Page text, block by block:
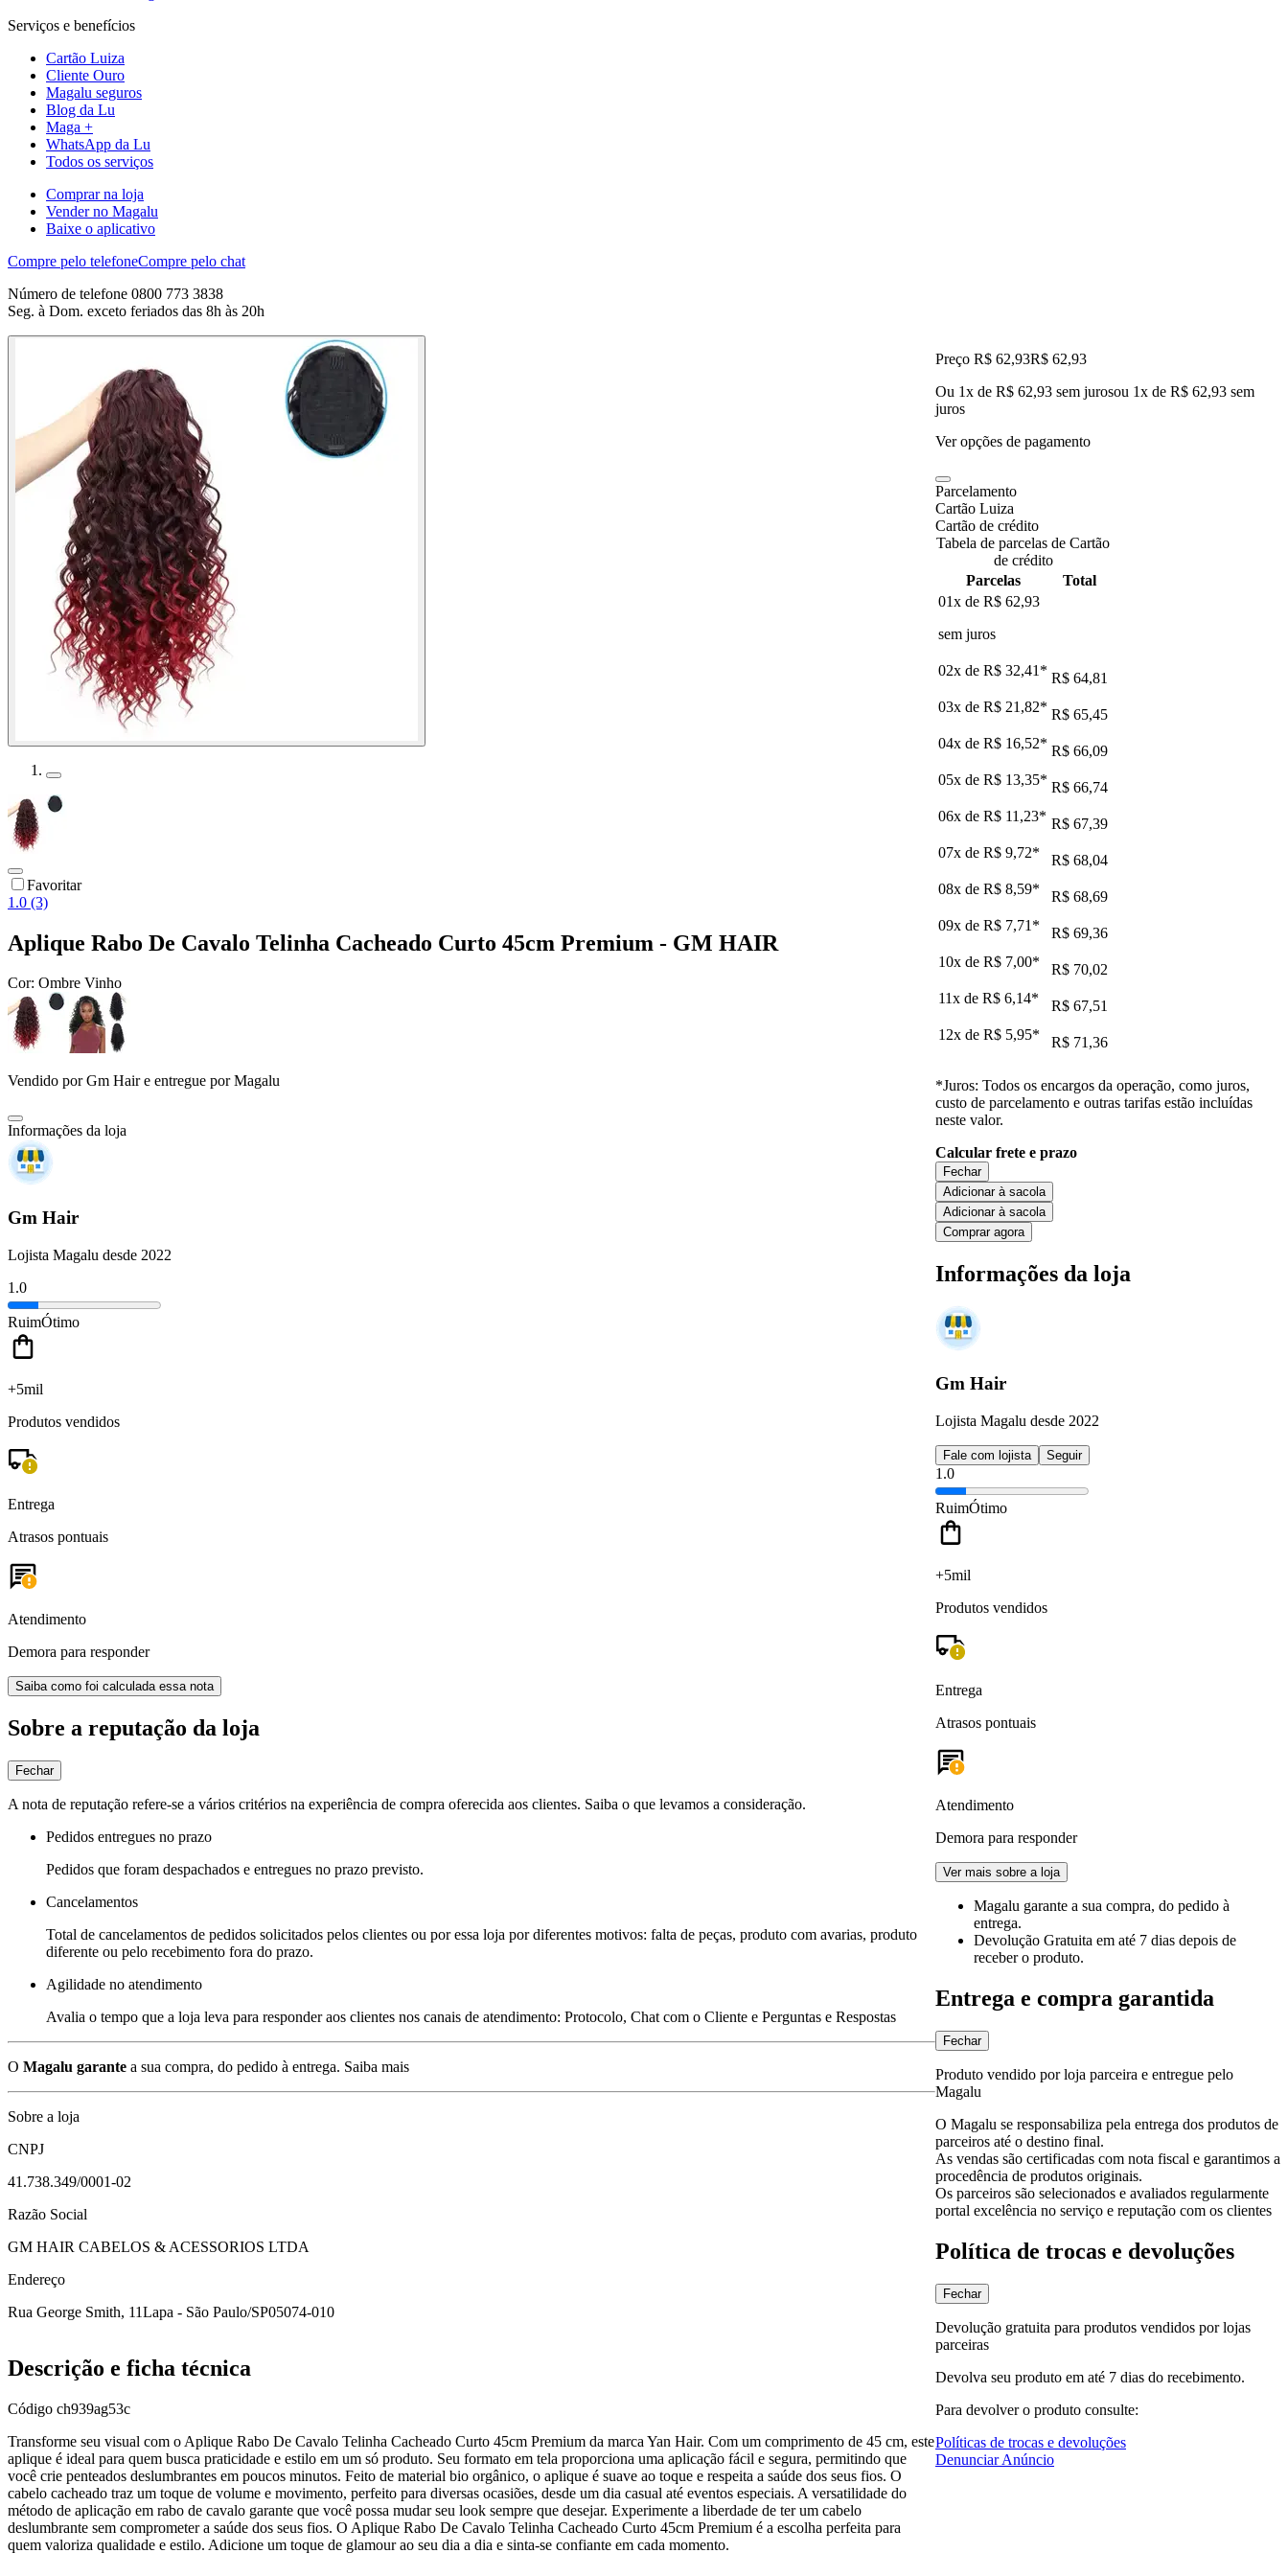
Serviços e benefícios
Cartão Luiza
Cliente Ouro
Magalu seguros
Blog da Lu
Maga +
WhatsApp da Lu
Todos os serviços
Comprar na loja
Vender no Magalu
Baixe o aplicativo
Compre pelo telefoneCompre pelo chat
Número de telefone 0800 773 3838
Seg. à Dom. exceto feriados das 8h às 20h
Favoritar
1.0 (3)
Aplique Rabo De Cavalo Telinha Cacheado Curto 45cm Premium - GM HAIR
Cor: Ombre Vinho
Vendido porGm Haire entregue por Magalu
Informações da loja
Gm Hair
Lojista Magalu desde 2022
1.0
RuimÓtimo
+5mil
Produtos vendidos
Entrega
Atrasos pontuais
Atendimento
Demora para responder
Saiba como foi calculada essa nota
Sobre a reputação da loja
Fechar
A nota de reputação refere-se a vários critérios na experiência de compra oferecida aos clientes. Saiba o que levamos a consideração.
Pedidos entregues no prazo
Pedidos que foram despachados e entregues no prazo previsto.
Cancelamentos
Total de cancelamentos de pedidos solicitados pelos clientes ou por essa loja por diferentes motivos: falta de peças, produto com avarias, produto
diferente ou pelo recebimento fora do prazo.
Agilidade no atendimento
Avalia o tempo que a loja leva para responder aos clientes nos canais de atendimento: Protocolo, Chat com o Cliente e Perguntas e Respostas
O Magalu garante a sua compra, do pedido à entrega. Saiba mais
Sobre a loja
CNPJ
41.738.349/0001-02
Razão Social
GM HAIR CABELOS & ACESSORIOS LTDA
Endereço
Rua George Smith, 11Lapa - São Paulo/SP05074-010
Preço R$ 62,93R$ 62,93
Ou 1x de R$ 62,93 sem jurosou 1x de R$ 62,93 sem
juros
Ver opções de pagamento
Parcelamento
Cartão Luiza
Cartão de crédito
Tabela de parcelas de Cartão
de crédito
Parcelas
Total
01x de R$ 62,93
sem juros
02x de R$ 32,41 * R$ 64,81
03x de R$ 21,82* R$ 65,45
04x de R$ 16,52* R$ 66,09
05x de R$ 13,35* R$ 66,74
06x de R$ 11,23* R$ 67,39
07x de R$ 9,72*
R$ 68,04
08x de R$ 8,59*
R$ 68,69
09x de R$ 7,71 *
R$ 69,36
10x de R$ 7,00*
R$ 70,02
11x de R$ 6,14*
R$ 67,51
12x de R$ 5,95* R$ 71,36
*Juros: Todos os encargos da operação, como juros,
custo de parcelamento e outras tarifas estão incluídas
neste valor.
Calcular frete e prazo
Fechar
Adicionar à sacola
Adicionar à sacola
Comprar agora
Informações da loja
Gm Hair
Lojista Magalu desde 2022
Fale com lojista Seguir
1.0
RuimÓtimo
+5mil
Produtos vendidos
Entrega
Atrasos pontuais
Atendimento
Demora para responder
Ver mais sobre a loja
Magalu garante a sua compra, do pedido à
entrega.
Devolução Gratuita em até 7 dias depois de
receber o produto.
Entrega e compra garantida
Fechar
Produto vendido por loja parceira e entregue pelo
Magalu
O Magalu se responsabiliza pela entrega dos produtos de
parceiros até o destino final.
As vendas são certificadas com nota fiscal e garantimos a
procedência de produtos originais.
Os parceiros são selecionados e avaliados regularmente
portal excelência no serviço e reputação com os clientes
Política de trocas e devoluções
Fechar
Devolução gratuita para produtos vendidos por lojas
parceiras
Devolva seu produto em até 7 dias do recebimento.
Para devolver o produto consulte:
Políticas de trocas e devoluções
Denunciar Anúncio
Descrição e ficha técnica
Código ch939ag53c
Transforme seu visual com o Aplique Rabo De Cavalo Telinha Cacheado Curto 45cm Premium da marca Yan Hair. Com um comprimento de 45 cm, este
aplique é ideal para quem busca praticidade e estilo em um só produto. Seu formato em tela proporciona uma aplicação fácil e segura, permitindo que
você crie penteados deslumbrantes em poucos minutos. Feito de material bio orgânico, o aplique é suave ao toque e respeita a saúde dos seus fios. O
cabelo cacheado traz um toque de volume e movimento, perfeito para diversas ocasiões, desde um dia casual até eventos especiais. A versatilidade do
método de aplicação em rabo de cavalo garante que você possa mudar seu look sempre que desejar. Experimente a liberdade de ter um cabelo
deslumbrante sem comprometer a saúde dos seus fios. O Aplique Rabo De Cavalo Telinha Cacheado Curto 45cm Premium é a escolha perfeita para
quem valoriza qualidade e estilo. Adicione um toque de glamour ao seu dia a dia e sinta-se confiante em cada momento.